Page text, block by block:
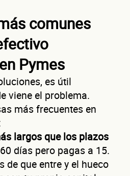
comunes
Pymes
es útil
viene el problema.
más frecuentes en
largos que los plazos
días pero pagas a 15.
de que entre y el hueco